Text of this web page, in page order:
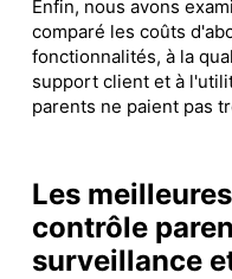
Enfin, nous avons
comparé les coûts
fonctionnalités, à la
support client et à
parents ne paient pas
Les
contrôle
surveillance